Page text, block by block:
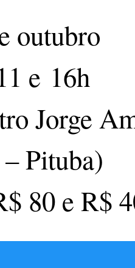
outubro
e 16h
Jorge
Pituba)
80 e R$